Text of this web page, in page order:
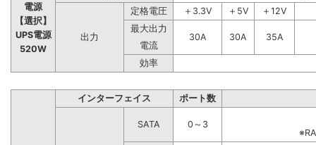
電源
【選択】
UPS電源
520W
出力
定格電圧 ＋3.3V ＋5V
＋12V
最大出力
30A
30A
35A
電流
効率
インターフェイス ポート数
SATA
0～3